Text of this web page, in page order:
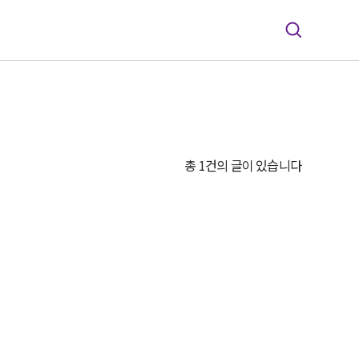
총 1건의 글이 있습니다